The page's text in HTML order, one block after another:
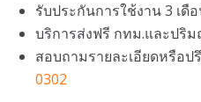
รับประกันการใช้งาน 3 เดื
บริการส่งฟรี กทม.และปริ
สอบถามรายละเอียดหรือป
0302